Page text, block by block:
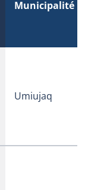
Municipalité
Umiujaq